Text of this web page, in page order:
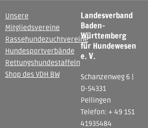
Unsere
Mitgliedsvereine
Rassehundezuchtvereine
Hundesportverbände
Rettungshundestaffeln
Shop des VDH BW
Landesverband
Baden-
Württemberg
für Hundewesen
e. V.
Schanzenweg 6 |
D-54331
Pellingen
Telefon: + 49 151
41935484